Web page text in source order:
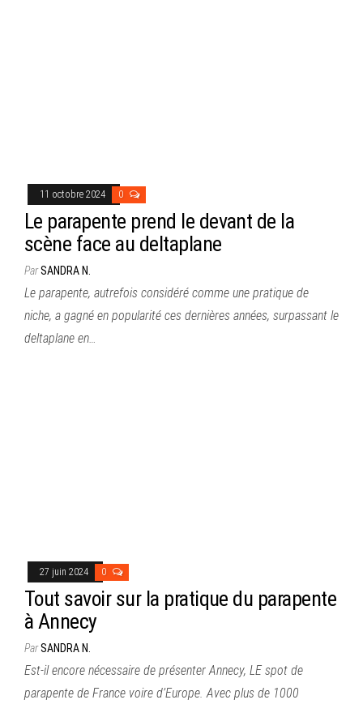
11 octobre 2024 0
Le parapente prend le devant de la
scène face au deltaplane
ParSANDRA N.
Le parapente, autrefois considéré comme une pratique de
niche, a gagné en popularité ces dernières années, surpassant le
deltaplane en…
27 juin 2024 0
Tout savoir sur la pratique du parapente
à Annecy
ParSANDRA N.
Est-il encore nécessaire de présenter Annecy, LE spot de
parapente de France voire d’Europe. Avec plus de 1000